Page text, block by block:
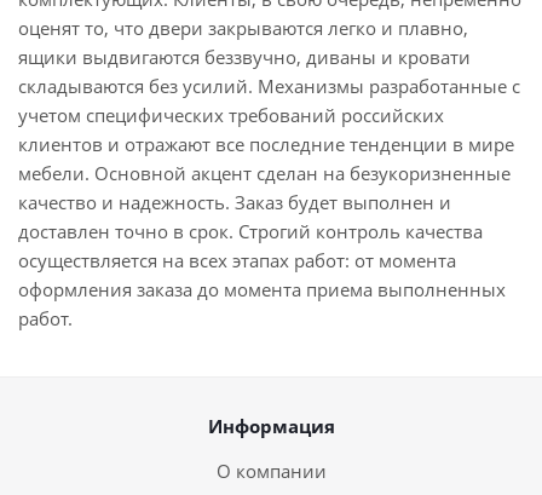
оценят то, что двери закрываются легко и плавно,
ящики выдвигаются беззвучно, диваны и кровати
складываются без усилий. Механизмы разработанные с
учетом специфических требований российских
клиентов и отражают все последние тенденции в мире
мебели. Основной акцент сделан на безукоризненные
качество и надежность. Заказ будет выполнен и
доставлен точно в срок. Строгий контроль качества
осуществляется на всех этапах работ: от момента
оформления заказа до момента приема выполненных
работ.
Информация
О компании